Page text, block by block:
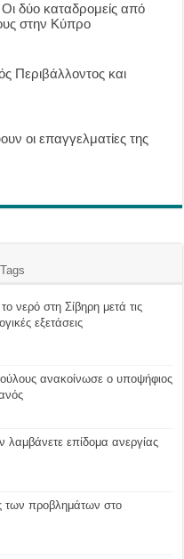
δύο καταδρομείς από
στην Κύπρο
Περιβάλλοντος και
οι επαγγελματίες της
Tags
νερό στη Σίβηρη μετά τις
εξετάσεις
ανακοίνωσε ο υποψήφιος
λαμβάνετε επίδομα ανεργίας
των προβλημάτων στο